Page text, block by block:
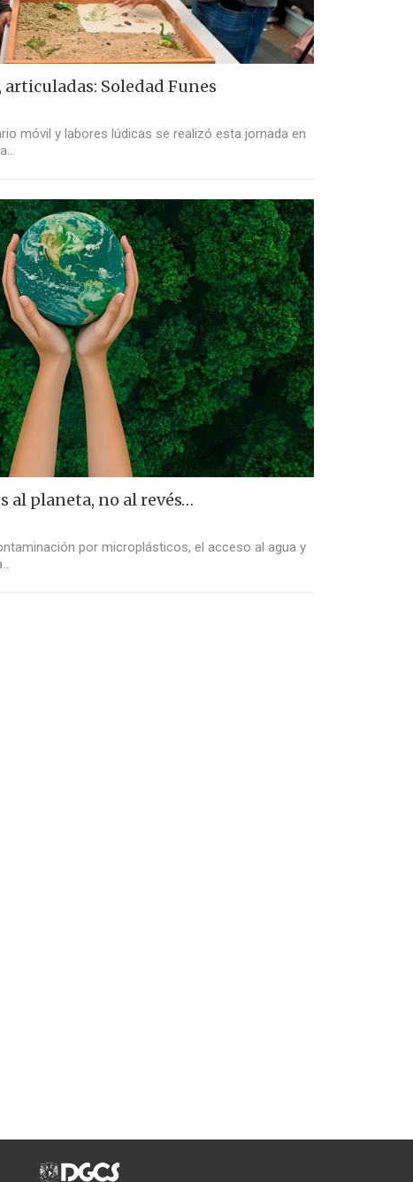
articuladas: Soledad Funes
móvil y labores lúdicas se realizó esta jornada en
al planeta, no al revés…
por microplásticos, el acceso al agua y